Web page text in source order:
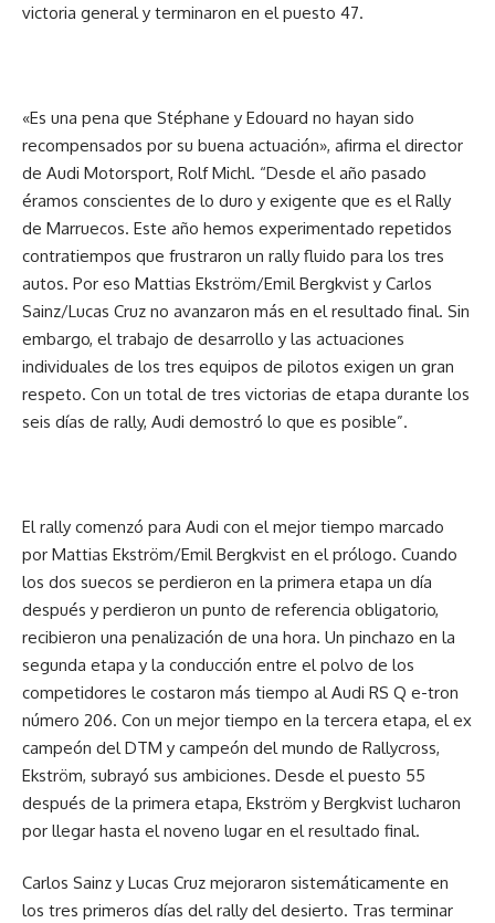
victoria general y terminaron en el puesto 47.
«Es una pena que Stéphane y Edouard no hayan sido
recompensados por su buena actuación», afirma el director
de Audi Motorsport, Rolf Michl. “Desde el año pasado
éramos conscientes de lo duro y exigente que es el Rally
de Marruecos. Este año hemos experimentado repetidos
contratiempos que frustraron un rally fluido para los tres
autos. Por eso Mattias Ekström/Emil Bergkvist y Carlos
Sainz/Lucas Cruz no avanzaron más en el resultado final. Sin
embargo, el trabajo de desarrollo y las actuaciones
individuales de los tres equipos de pilotos exigen un gran
respeto. Con un total de tres victorias de etapa durante los
seis días de rally, Audi demostró lo que es posible”.
El rally comenzó para Audi con el mejor tiempo marcado
por Mattias Ekström/Emil Bergkvist en el prólogo. Cuando
los dos suecos se perdieron en la primera etapa un día
después y perdieron un punto de referencia obligatorio,
recibieron una penalización de una hora. Un pinchazo en la
segunda etapa y la conducción entre el polvo de los
competidores le costaron más tiempo al Audi RS Q e-tron
número 206. Con un mejor tiempo en la tercera etapa, el ex
campeón del DTM y campeón del mundo de Rallycross,
Ekström, subrayó sus ambiciones. Desde el puesto 55
después de la primera etapa, Ekström y Bergkvist lucharon
por llegar hasta el noveno lugar en el resultado final.
Carlos Sainz y Lucas Cruz mejoraron sistemáticamente en
los tres primeros días del rally del desierto. Tras terminar